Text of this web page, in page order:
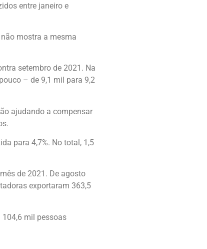
entre janeiro e
mostra a mesma
setembro de 2021. Na
– de 9,1 mil para 9,2
ajudando a compensar
para 4,7%. No total, 1,5
de 2021. De agosto
exportaram 363,5
mil pessoas